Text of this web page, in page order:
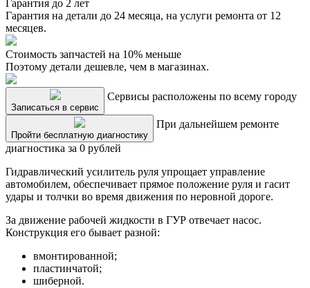
Гарантия до 2 лет
Гарантия на детали до 24 месяца, на услуги ремонта от 12
месяцев.
Стоимость запчастей на 10% меньше
Поэтому детали дешевле, чем в магазинах.
Записаться в сервис
Сервисы расположены по всему городу
Пройти бесплатную диагностику
При дальнейшем ремонте
диагностика за 0 рублей
Гидравлический усилитель руля упрощает управление
автомобилем, обеспечивает прямое положение руля и гасит
удары и толчки во время движения по неровной дороге.
За движение рабочей жидкости в ГУР отвечает насос.
Конструкция его бывает разной:
вмонтированной;
пластинчатой;
шиберной.